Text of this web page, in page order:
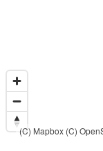
(C) Mapbox (C)